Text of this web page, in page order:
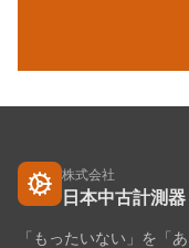
株式会社
日本中古計測器
「もったいない」を「